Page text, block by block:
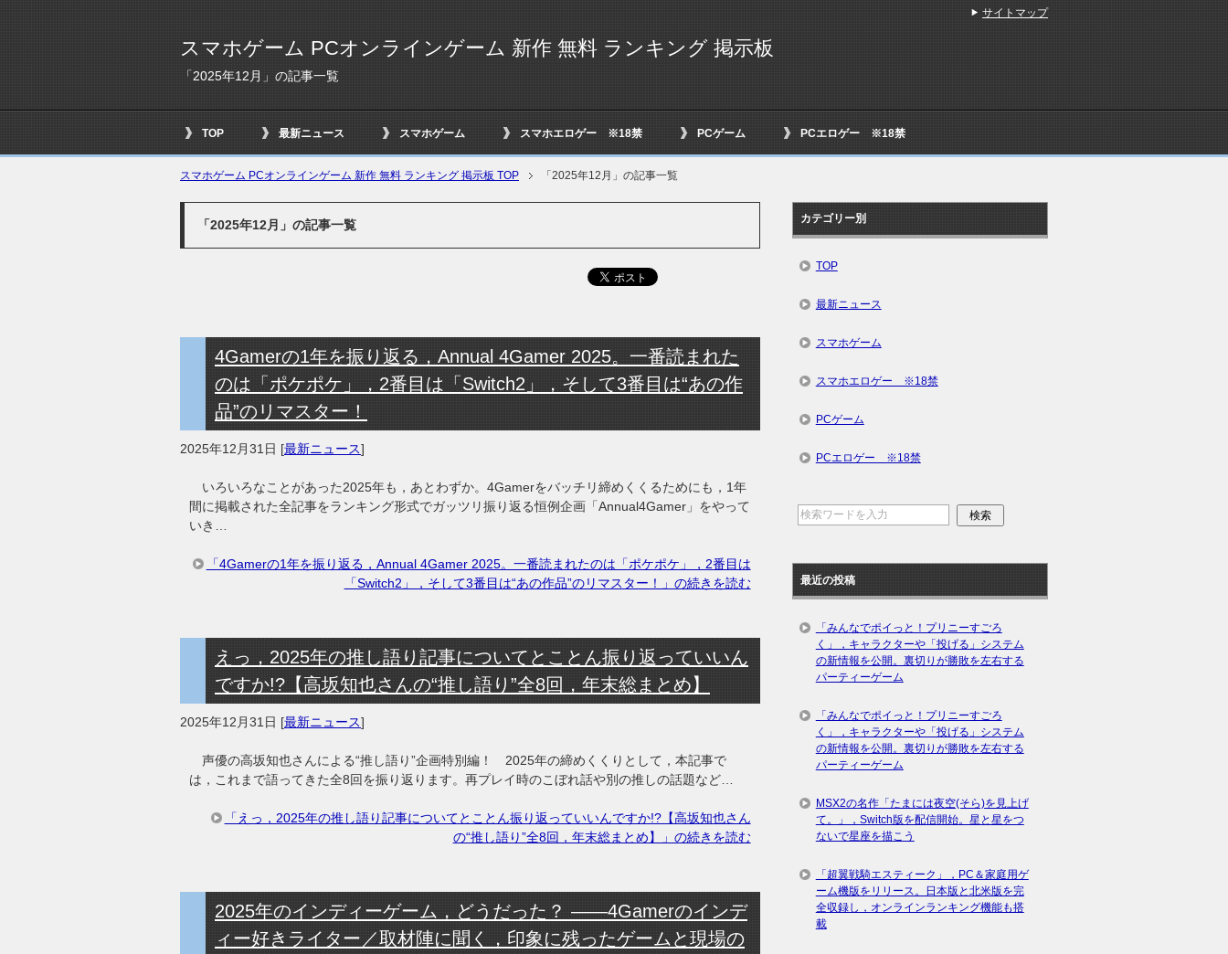
スマホゲーム PCオンラインゲーム 新作 無料 ランキング 掲示板
「2025年12月」の記事一覧
TOP 最新ニュース スマホゲーム スマホエロゲー ※18禁 PCゲーム PCエロゲー ※18禁
スマホゲーム PCオンラインゲーム 新作 無料 ランキング 掲示板 TOP 「2025年12月」の記事一覧
「2025年12月」の記事一覧
4Gamerの1年を振り返る，Annual 4Gamer 2025。一番読まれた
のは「ポケポケ」，2番目は「Switch2」，そして3番目は“あの作
品”のリマスター！
2025年12月31日 [最新ニュース]
いろいろなことがあった2025年も，あとわずか。4Gamerをバッチリ締めくくるためにも，1年
間に掲載された全記事をランキング形式でガッツリ振り返る恒例企画「Annual4Gamer」をやって
いき…
「4Gamerの1年を振り返る，Annual 4Gamer 2025。一番読まれたのは「ポケポケ」，2番目は
「Switch2」，そして3番目は“あの作品”のリマスター！」の続きを読む
えっ，2025年の推し語り記事についてとことん振り返っていいん
ですか!?【高坂知也さんの“推し語り”全8回，年末総まとめ】
2025年12月31日 [最新ニュース]
声優の高坂知也さんによる“推し語り”企画特別編！ 2025年の締めくくりとして，本記事で
は，これまで語ってきた全8回を振り返ります。再プレイ時のこぼれ話や別の推しの話題など…
「えっ，2025年の推し語り記事についてとことん振り返っていいんですか!?【高坂知也さん
の“推し語り”全8回，年末総まとめ】」の続きを読む
2025年のインディーゲーム，どうだった？ ――4Gamerのインデ
ィー好きライター／取材陣に聞く，印象に残ったゲームと現場の
カテゴリー別
TOP
最新ニュース
スマホゲーム
スマホエロゲー ※18禁
PCゲーム
PCエロゲー ※18禁
最近の投稿
「みんなでポイっと！プリニーすごろ
く」，キャラクターや「投げる」システム
の新情報を公開。裏切りが勝敗を左右する
パーティーゲーム
「みんなでポイっと！プリニーすごろ
く」，キャラクターや「投げる」システム
の新情報を公開。裏切りが勝敗を左右する
パーティーゲーム
MSX2の名作「たまには夜空(そら)を見上げ
て。」，Switch版を配信開始。星と星をつ
ないで星座を描こう
「超翼戦騎エスティーク」，PC＆家庭用ゲ
ーム機版をリリース。日本版と北米版を完
全収録し，オンラインランキング機能も搭
載
サイトマップ